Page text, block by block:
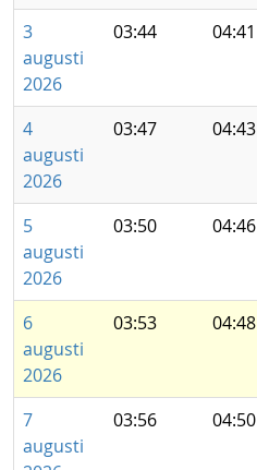
3
augusti
2026
03:44 04:41
4
augusti
2026
03:47 04:43
5
augusti
2026
03:50 04:46
6
augusti
2026
03:53 04:48
7
augusti
03:56 04:50